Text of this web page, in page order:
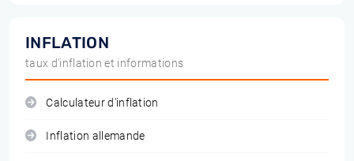
INFLATION
taux d'inflation et informations
Calculateur d'inflation
Inflation allemande